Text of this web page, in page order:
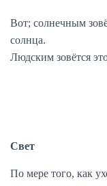
Вот; солнечным
солнца.
Людским зовётся
Свет
По мере того, как